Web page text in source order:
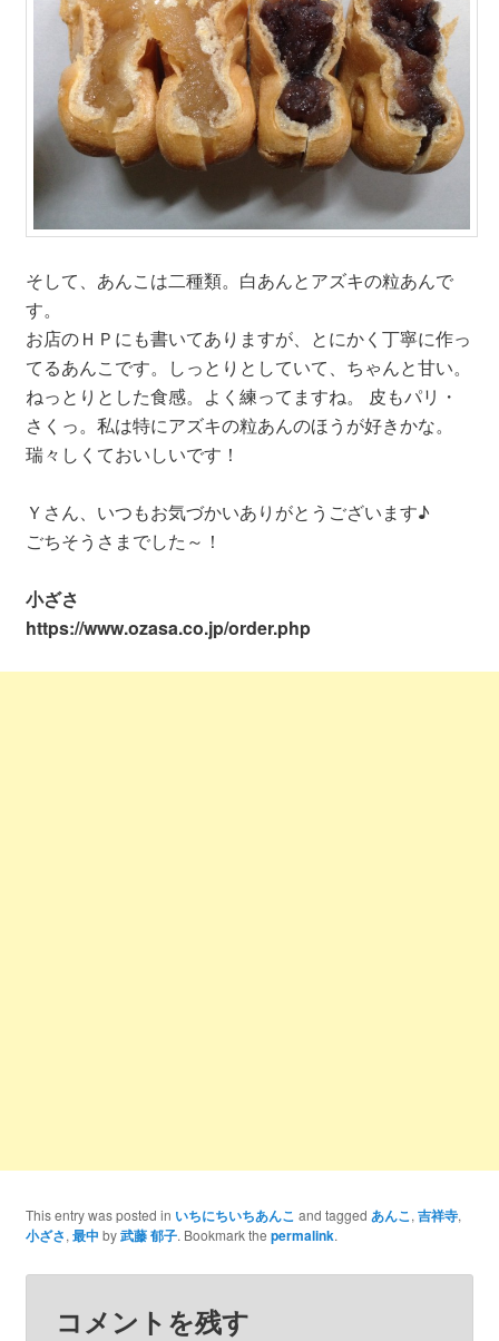
そして、あんこは二種類。白あんとアズキの粒あんで
す。
お店のＨＰにも書いてありますが、とにかく丁寧に作っ
てるあんこです。しっとりとしていて、ちゃんと甘い。
ねっとりとした食感。よく練ってますね。 皮もパリ・
さくっ。私は特にアズキの粒あんのほうが好きかな。
瑞々しくておいしいです！
Ｙさん、いつもお気づかいありがとうございます♪
ごちそうさまでした～！
小ざさ
https://www.ozasa.co.jp/order.php
This entry was posted in いちにちいちあんこ and tagged あんこ, 吉祥寺,
小ざさ, 最中 by武藤 郁子. Bookmark the permalink.
コメントを残す